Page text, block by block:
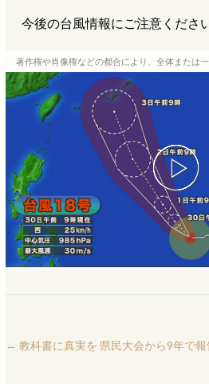
今後の台風情報にご注意ください
著作権や肖像権などの都合により、全体または
← 教科書に真実を 県民大会から9年で報